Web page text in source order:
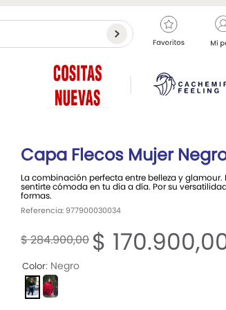
Capa Flecos Mujer
La combinación perfecta entre belleza y glamour.
sentirte cómoda en tu día a día. Por su
formas.
Referencia: 977900030034
$284.900,00 $ 170.900,
Color: Negro